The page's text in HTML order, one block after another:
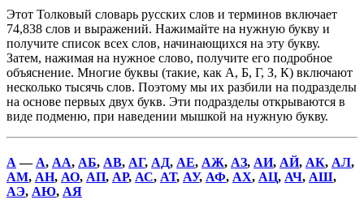
Этот Толковый словарь русских слов и терминов включает
74,838 слов и выражений. Нажимайте на нужную букву и
получите список всех слов, начинающихся на эту букву.
Затем, нажимая на нужное слово, получите его подробное
объяснение. Многие буквы (такие, как А, Б, Г, З, К) включают
несколько тысячь слов. Поэтому мы их разбили на подразделы
на основе первых двух букв. Эти подразделы открываются в
виде подменю, при наведении мышкой на нужную букву.
А — А, АА, АБ, АВ, АГ, АД, АЕ, АЖ, АЗ, АИ, АЙ, АК, АЛ,
АМ, АН, АО, АП, АР, АС, АТ, АУ, АФ, АХ, АЦ, АЧ, АШ,
АЭ, АЮ, АЯ